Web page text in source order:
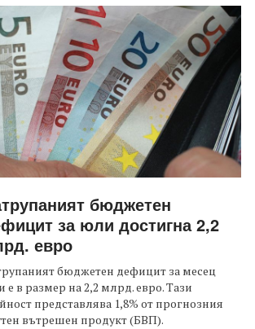
бюджетен
за юли достигна 2,2
евро
бюджетен дефицит за месец
е в размер на 2,2 млрд. евро. Тази
представлява 1,8% от прогнозния
вътрешен продукт (БВП).